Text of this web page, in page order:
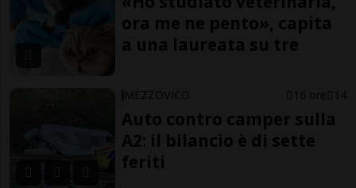
ora me ne pento», capita
a una laureata su tre
MEZZOVICO 16 ore 14
Auto contro camper sulla
A2: il bilancio è di sette
feriti